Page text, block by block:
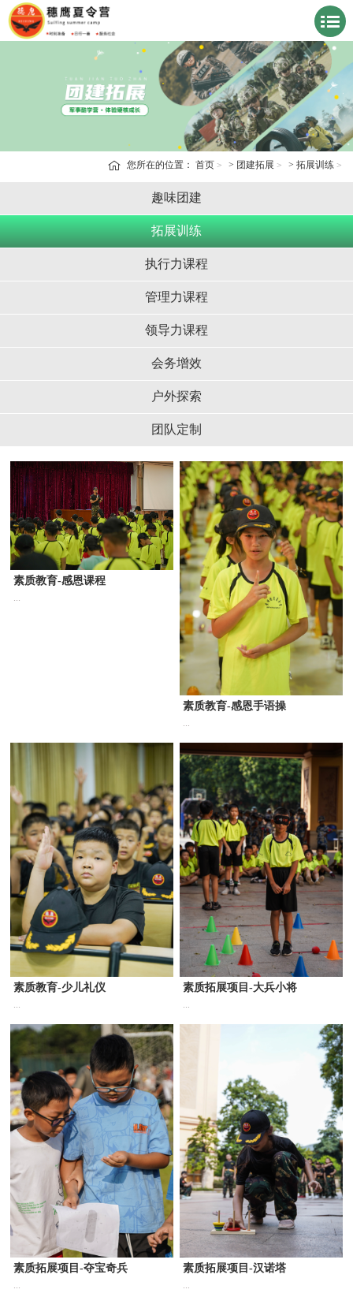
您所在的位置：首页 > 团建拓展 >拓展训练
趣味团建
拓展训练
执行力课程
管理力课程
领导力课程
会务增效
户外探索
团队定制
素质教育-感恩课程
...
素质教育-感恩手语操
...
素质教育-少儿礼仪 素质拓展项目-大兵小将
素质拓展项目-夺宝奇兵
...
素质拓展项目-汉诺塔
...